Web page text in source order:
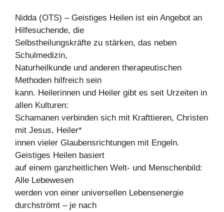
Nidda (OTS) – Geistiges Heilen ist ein Angebot an
Hilfesuchende, die
Selbstheilungskräfte zu stärken, das neben
Schulmedizin,
Naturheilkunde und anderen therapeutischen
Methoden hilfreich sein
kann. Heilerinnen und Heiler gibt es seit Urzeiten in
allen Kulturen:
Schamanen verbinden sich mit Krafttieren, Christen
mit Jesus, Heiler*
innen vieler Glaubensrichtungen mit Engeln.
Geistiges Heilen basiert
auf einem ganzheitlichen Welt- und Menschenbild:
Alle Lebewesen
werden von einer universellen Lebensenergie
durchströmt – je nach